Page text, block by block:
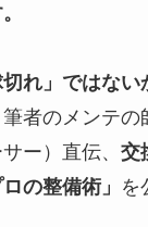
切れ」ではな
者のメンテの
ー）直伝、 交
ロの整備術」 を